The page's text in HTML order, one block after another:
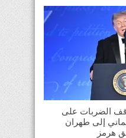
الضربات على
إلى طهران
هرمز